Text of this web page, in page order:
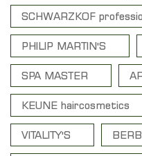
SCHWARZKOF
PHILIP MARTIN'S
SPA MASTER
KEUNE haircosmetics
VITALITY'S